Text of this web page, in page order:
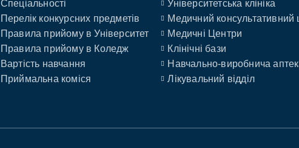
Спеціальності
Перелік конкурсних предметів
Правила прийому в Університет
Правила прийому в Коледж
Вартість навчання
Приймальна коміся
Університетська клініка
Медичний консультативний
Медичні Центри
Клінічні бази
Навчально-виробнича
Лікувальний відділ